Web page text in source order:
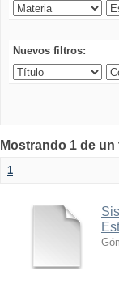
Nuevos filtros:
Mostrando 1 de
1